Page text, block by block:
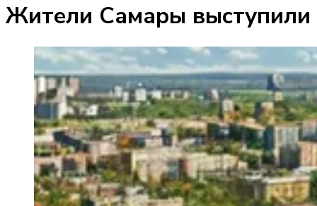
Жители Самары выступили